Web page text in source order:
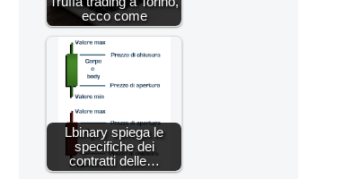
ecco come
Lbinary spiega le
specifiche dei
contratti delle…